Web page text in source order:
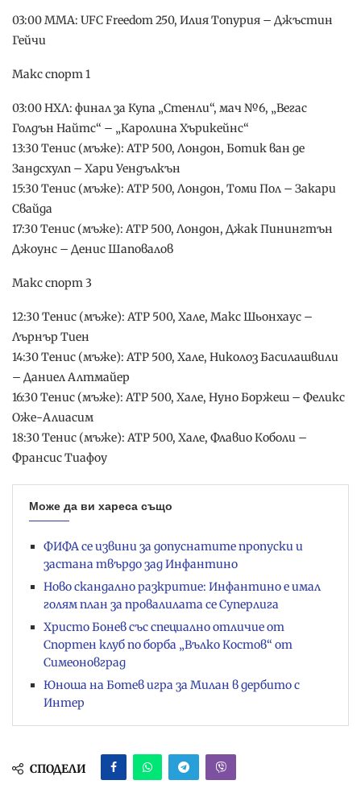
03:00 ММА: UFC Freedom 250, Илия Топурия – Джъстин
Гейчи
Макс спорт 1
03:00 НХЛ: финал за Купа „Стенли“, мач №6, „Вегас
Голдън Найтс“ – „Каролина Хърикейнс“
13:30 Тенис (мъже): ATP 500, Лондон, Ботик ван де
Зандсхулп – Хари Уендълкън
15:30 Тенис (мъже): ATP 500, Лондон, Томи Пол – Закари
Свайда
17:30 Тенис (мъже): ATP 500, Лондон, Джак Пинингтън
Джоунс – Денис Шаповалов
Макс спорт 3
12:30 Тенис (мъже): ATP 500, Хале, Макс Шьонхаус –
Лърнър Тиен
14:30 Тенис (мъже): ATP 500, Хале, Николоз Басилашвили
– Даниел Алтмайер
16:30 Тенис (мъже): ATP 500, Хале, Нуно Боржеш – Феликс
Оже-Алиасим
18:30 Тенис (мъже): ATP 500, Хале, Флавио Коболи –
Франсис Тиафоу
Може да ви хареса също
ФИФА се извини за допуснатите пропуски и
застана твърдо зад Инфантино
Ново скандално разкритие: Инфантино е имал
голям план за провалилата се Суперлига
Христо Бонев със специално отличие от
Спортен клуб по борба „Вълко Костов“ от
Симеоновград
Юноша на Ботев игра за Милан в дербито с
Интер
СПОДЕЛИ